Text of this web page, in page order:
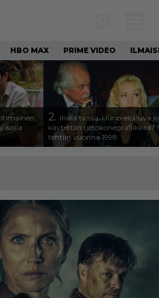
HBO MAX PRIME VIDEO
isolla
2. Illalla tv:ssä: Uuno-elokuva
käytettiin tietokonegrafiikkaa?
tehtiin vuonna 1998